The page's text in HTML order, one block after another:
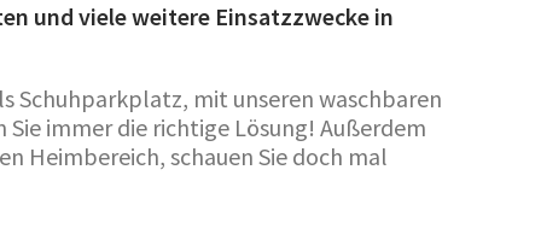
und viele weitere Einsatzzwecke in
Schuhparkplatz, mit unseren waschbaren
immer die richtige Lösung! Außerdem
Heimbereich, schauen Sie doch mal